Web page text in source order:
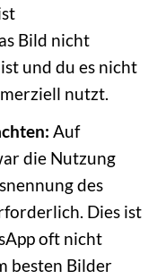
Bild nicht
und du es nicht
nutzt.
Auf
die Nutzung
des
Dies ist
oft nicht
besten Bilder